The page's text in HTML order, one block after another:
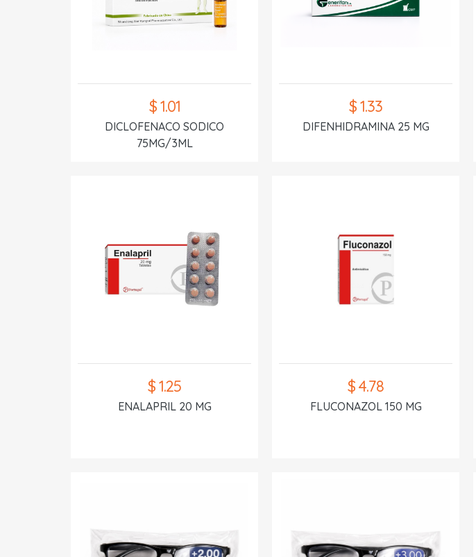
$ 1.01
DICLOFENACO SODICO
75MG/3ML
$ 1.33
DIFENHIDRAMINA 25 MG
$ 1.25
ENALAPRIL 20 MG
$ 4.78
FLUCONAZOL 150 MG